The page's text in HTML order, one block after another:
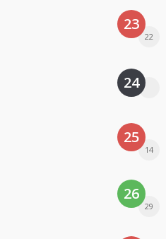
23
22
24
25
14
26
29